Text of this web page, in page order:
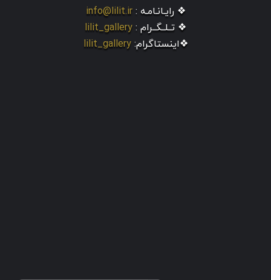
❖ رایـانـامـه : info@lilit.ir
❖ تــلــگــرام : lilit_gallery
❖اینستاگرام: lilit_gallery